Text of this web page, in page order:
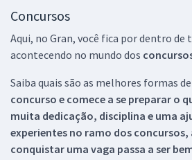
Concursos
Aqui, no Gran, você fica por dentro de
acontecendo no mundo dos
Saiba quais são as melhores formas de
concurso e comece a se preparar o
muita dedicação, disciplina e uma
experientes no ramo dos concursos,
conquistar uma vaga passa a ser